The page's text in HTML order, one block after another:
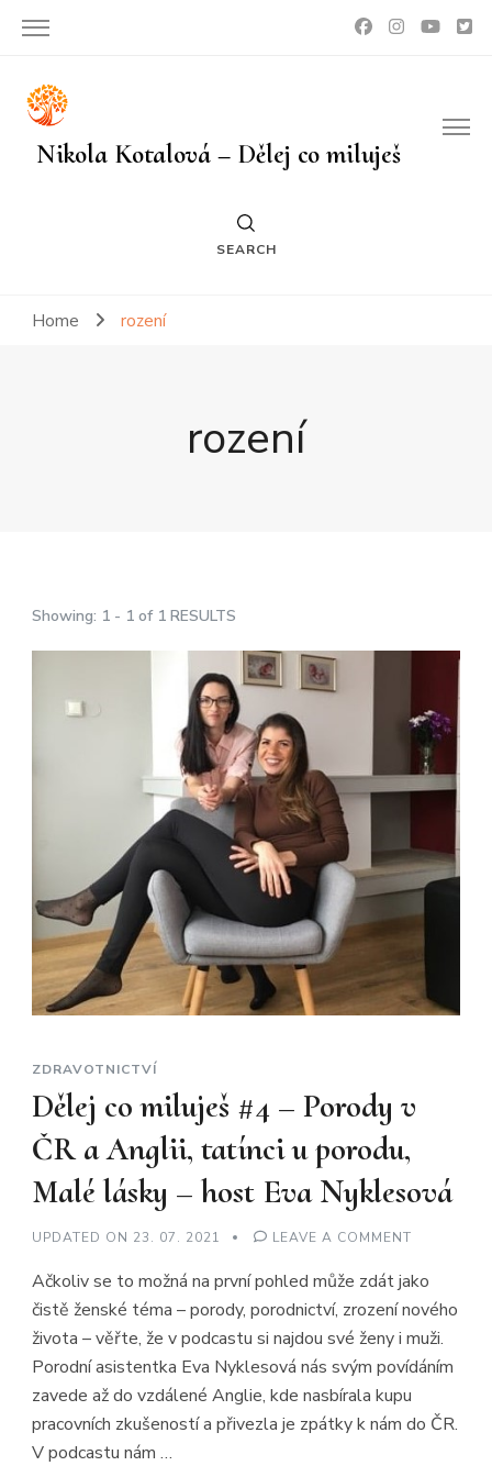
Nikola Kotalová – Dělej co miluješ
SEARCH
Home rození
rození
Showing: 1 - 1 of 1 RESULTS
ZDRAVOTNICTVÍ
Dělej co miluješ #4 – Porody v
ČR a Anglii, tatínci u porodu,
Malé lásky – host Eva Nyklesová
UPDATED ON 23. 07. 2021 LEAVE A COMMENT
MILUJEŠ
–
PORODY
V
ČR
A
U
PORODU,
Ačkoliv se to možná na první pohled může zdát jako
čistě ženské téma – porody, porodnictví, zrození nového
života – věřte, že v podcastu si najdou své ženy i muži.
Porodní asistentka Eva Nyklesová nás svým povídáním
zavede až do vzdálené Anglie, kde nasbírala kupu
pracovních zkušeností a přivezla je zpátky k nám do ČR.
V podcastu nám …